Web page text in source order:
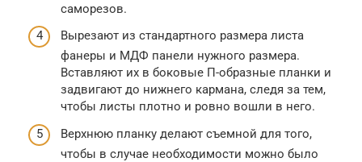
саморезов.
Вырезают из стандартного размера листа
фанеры и МДФ панели нужного размера.
Вставляют их в боковые П-образные планки и
задвигают до нижнего кармана, следя за тем,
чтобы листы плотно и ровно вошли в него.
Верхнюю планку делают съемной для того,
чтобы в случае необходимости можно было